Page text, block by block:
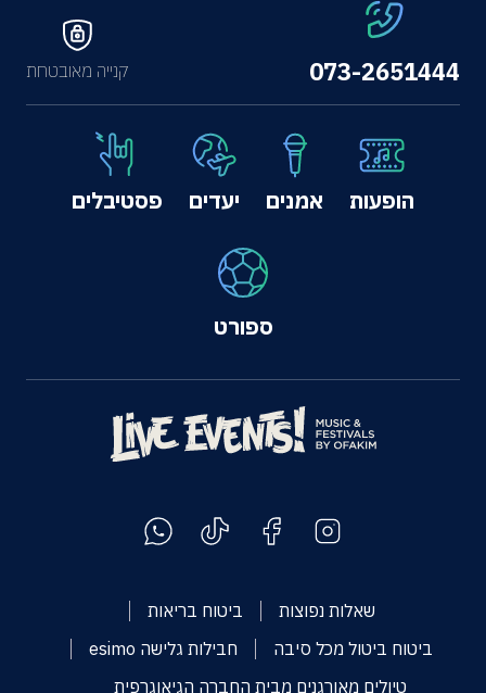
073-2651444
הופעות אמנים יעדים פסטיבלים
ספורט
קנייה מאובטחת
שאלות נפוצות
ביטוח בריאות
ביטוח ביטול מכל סיבה
חבילות גלישה esimo
טיולים מאורגנים מבית החברה הגיאוגרפית